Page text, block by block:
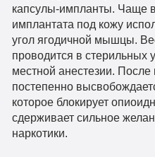
капсулы-импланты. Чаще
имплантата под кожу
угол ягодичной мышцы.
проводится в стерильных
местной анестезии.
постепенно
которое блокирует
сдерживает сильное
наркотики.